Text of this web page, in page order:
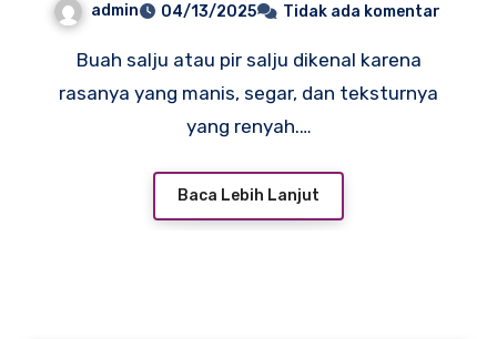
admin 04/13/2025 Tidak ada komentar
Buah salju atau pir salju dikenal karena
rasanya yang manis, segar, dan teksturnya
yang renyah.…
Baca Lebih Lanjut